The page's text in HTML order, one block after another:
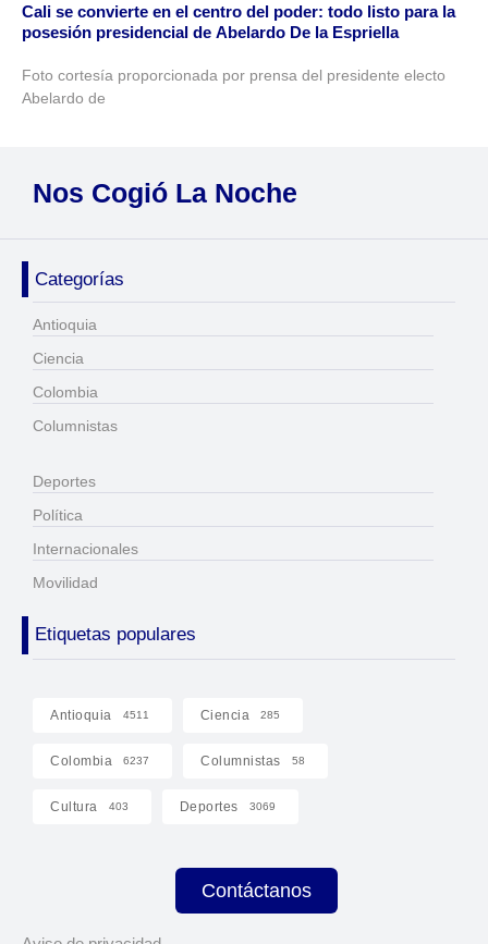
Cali se convierte en el centro del poder: todo listo para la
posesión presidencial de Abelardo De la Espriella
Foto cortesía proporcionada por prensa del presidente electo
Abelardo de
Nos Cogió La Noche
Categorías
Antioquia
Ciencia
Colombia
Columnistas
Deportes
Política
Internacionales
Movilidad
Etiquetas populares
Antioquia 4511 Ciencia 285
Colombia 6237 Columnistas 58
Cultura 403 Deportes 3069
Contáctanos